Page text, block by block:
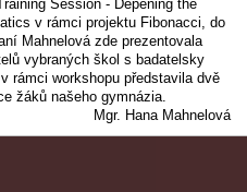
Session - Depening the
v rámci projektu Fibonacci, do
Mahnelová zde prezentovala
vybraných škol s badatelsky
rámci workshopu představila dvě
žáků našeho gymnázia.
Mgr. Hana Mahnelová